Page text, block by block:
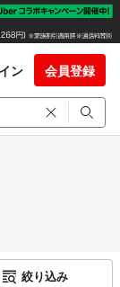
ン 会員登録
絞り込み